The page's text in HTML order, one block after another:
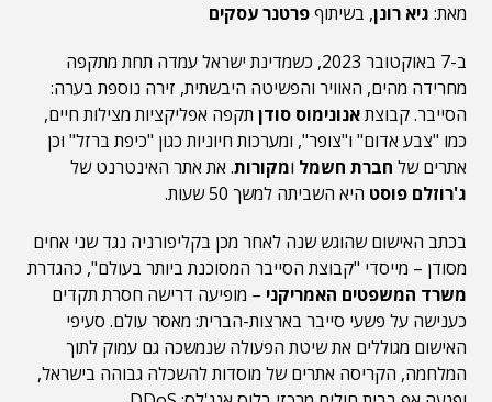
מאת: גיא רונן, בשיתוףפרטנר עסקים
ב-7 באוקטובר 2023, כשמדינת ישראל עמדה תחת מתקפה
מחרידה מהים, האוויר והפשיטה היבשתית, זירה נוספת בערה:
הסייבר. קבוצתאנונימוס סודן תקפה אפליקציות מצילות חיים,
כמו "צבע אדום" ו"צופר", ומערכות חיוניות כגון "כיפת ברזל" וכן
אתרים של חברת חשמל ומקורות. את אתר האינטרנט של
ג'רוזלם פוסט היא השביתה למשך 50 שעות.
בכתב האישום שהוגש שנה לאחר מכן בקליפורניה נגד שני אחים
מסודן – מייסדי "קבוצת הסייבר המסוכנת ביותר בעולם", כהגדרת
משרד המשפטים האמריקני – מופיעה דרישה חסרת תקדים
כענישה על פשעי סייבר בארצות-הברית: מאסר עולם. סעיפי
האישום מגוללים את שיטת הפעולה שנמשכה גם עמוק לתוך
המלחמה, הקריסה אתרים של מוסדות להשכלה גבוהה בישראל,